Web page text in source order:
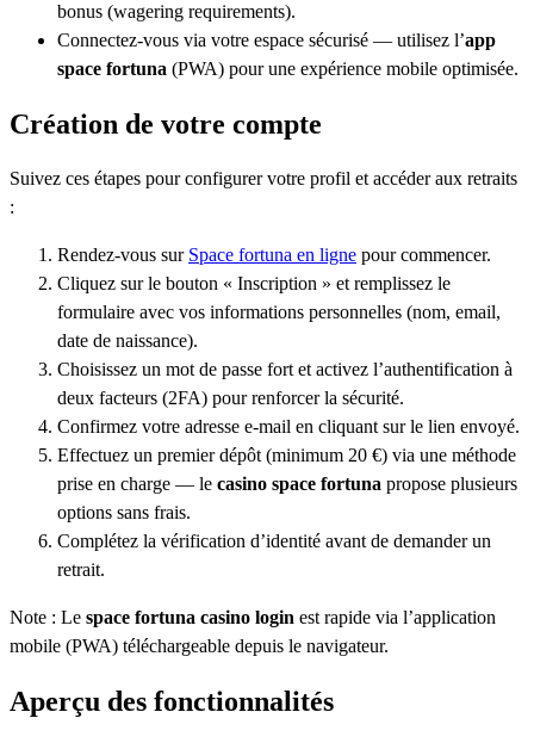
bonus (wagering requirements).
Connectez-vous via votre espace sécurisé — utilisez l’app
space fortuna (PWA) pour une expérience mobile optimisée.
Création de votre compte
Suivez ces étapes pour configurer votre profil et accéder aux retraits
:
Rendez-vous sur Space fortuna en ligne pour commencer.
Cliquez sur le bouton « Inscription » et remplissez le
formulaire avec vos informations personnelles (nom, email,
date de naissance).
Choisissez un mot de passe fort et activez l’authentification à
deux facteurs (2FA) pour renforcer la sécurité.
Confirmez votre adresse e-mail en cliquant sur le lien envoyé.
Effectuez un premier dépôt (minimum 20 €) via une méthode
prise en charge — le casino space fortuna propose plusieurs
options sans frais.
Complétez la vérification d’identité avant de demander un
retrait.
Note : Le space fortuna casino login est rapide via l’application
mobile (PWA) téléchargeable depuis le navigateur.
Aperçu des fonctionnalités